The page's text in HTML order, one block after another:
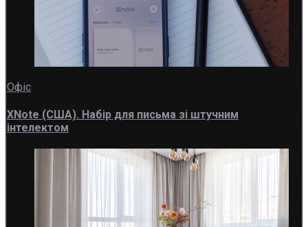
Офіс
XNote (США). Набір для письма зі штучним
інтелектом